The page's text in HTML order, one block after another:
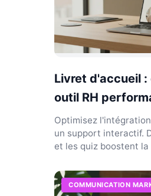
Livret d'accueil
outil RH
Optimisez
un support interactif.
et les quiz boostent
COMMUNICATION